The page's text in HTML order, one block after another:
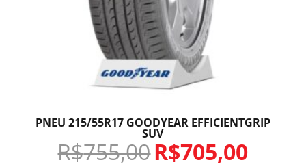
PNEU 215/55R17 GOODYEAR EFFICIENTGRIP
SUV
R$755,00R$705,00